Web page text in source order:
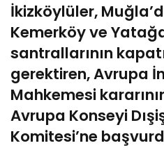
İkizköylüler,
Kemerköy ve
santrallarının
gerektiren, Avrupa
Mahkemesi
Avrupa Konseyi
Komitesi’ne